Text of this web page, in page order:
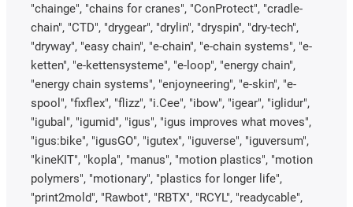
"chainge", "chains for cranes", "ConProtect", "cradle-
chain", "CTD", "drygear", "drylin", "dryspin", "dry-tech",
"dryway", "easy chain", "e-chain", "e-chain systems", "e-
ketten", "e-kettensysteme", "e-loop", "energy chain",
"energy chain systems", "enjoyneering", "e-skin", "e-
spool", "fixflex", "flizz", "i.Cee", "ibow", "igear", "iglidur",
"igubal", "igumid", "igus", "igus improves what moves",
"igus:bike", "igusGO", "igutex", "iguverse", "iguversum",
"kineKIT", "kopla", "manus", "motion plastics", "motion
polymers", "motionary", "plastics for longer life",
"print2mold", "Rawbot", "RBTX", "RCYL", "readycable",